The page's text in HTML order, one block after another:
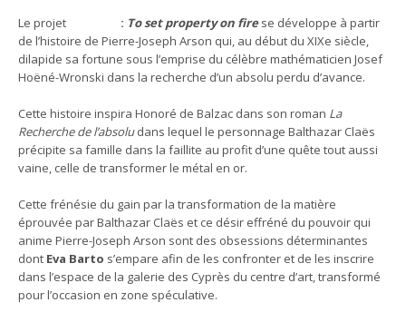
Le projet : To set property on firese développe à partir
de l’histoire de Pierre-Joseph Arson qui, au début du XIXe siècle,
dilapide sa fortune sous l’emprise du célèbre mathématicien Josef
Hoëné-Wronski dans la recherche d’un absolu perdu d’avance.
Cette histoire inspira Honoré de Balzac dans son roman La
Recherche de l’absoludans lequel le personnage Balthazar Claës
précipite sa famille dans la faillite au profit d’une quête tout aussi
vaine, celle de transformer le métal en or.
Cette frénésie du gain par la transformation de la matière
éprouvée par Balthazar Claës et ce désir effréné du pouvoir qui
anime Pierre-Joseph Arson sont des obsessions déterminantes
dont Eva Barto s’empare afin de les confronter et de les inscrire
dans l’espace de la galerie des Cyprès du centre d’art, transformé
pour l’occasion en zone spéculative.